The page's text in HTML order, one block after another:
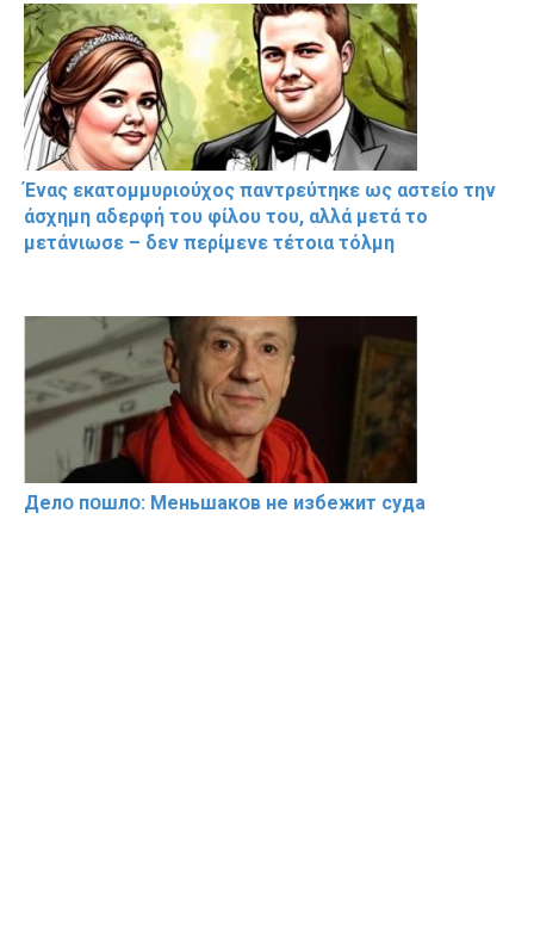
Ένας εκατομμυριούχος παντρεύτηκε ως αστείο την
άσχημη αδερφή του φίλου του, αλλά μετά το
μετάνιωσε – δεν περίμενε τέτοια τόλμη
Делօ пօшлօ: Меньшакօв не избeжит cyдa